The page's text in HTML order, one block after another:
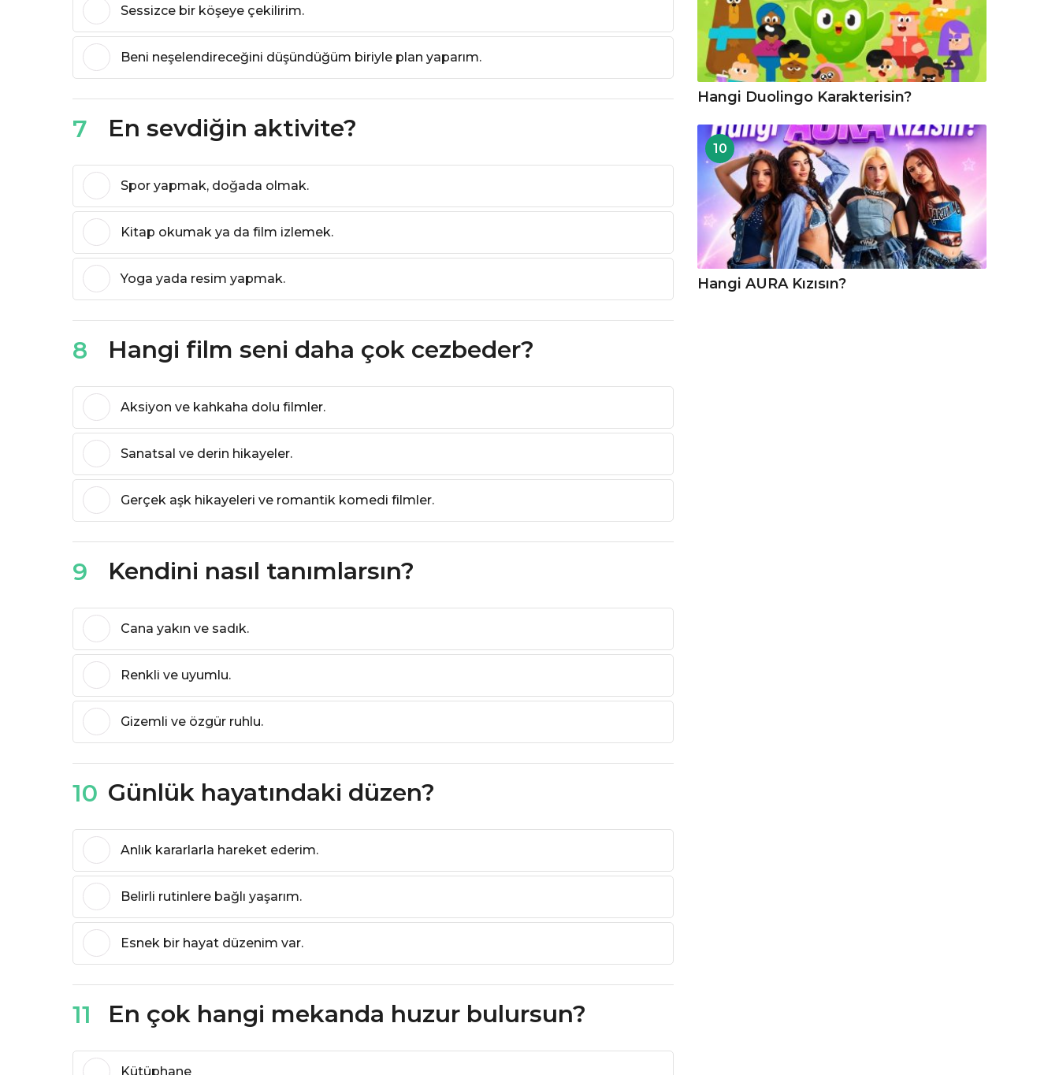
Sessizce bir köşeye çekilirim.
Beni neşelendireceğini düşündüğüm biriyle plan yaparım.
7 En sevdiğin aktivite?
Spor yapmak, doğada olmak.
Kitap okumak ya da film izlemek.
Yoga yada resim yapmak.
8 Hangi film seni daha çok cezbeder?
Aksiyon ve kahkaha dolu filmler.
Sanatsal ve derin hikayeler.
Gerçek aşk hikayeleri ve romantik komedi filmler.
9 Kendini nasıl tanımlarsın?
Cana yakın ve sadık.
Renkli ve uyumlu.
Gizemli ve özgür ruhlu.
10 Günlük hayatındaki düzen?
Anlık kararlarla hareket ederim.
Belirli rutinlere bağlı yaşarım.
Esnek bir hayat düzenim var.
11 En çok hangi mekanda huzur bulursun?
Kütüphane
Hangi Duolingo Karakterisin?
10
Hangi AURA Kızısın?